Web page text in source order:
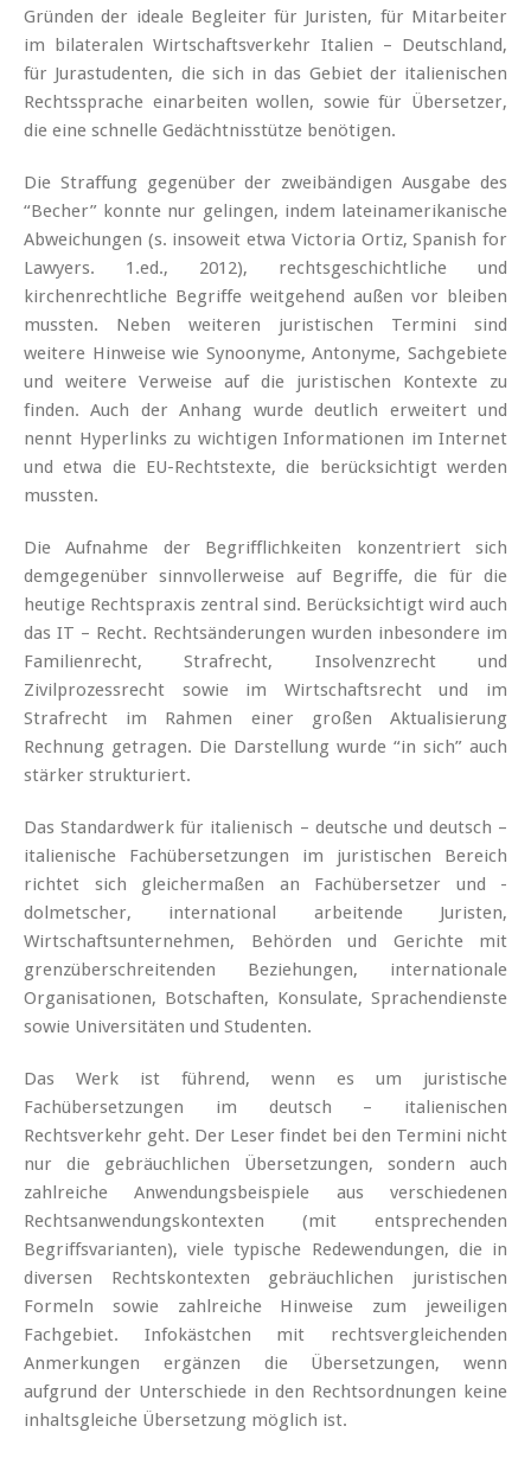
Gründen der ideale Begleiter für Juristen, für Mitarbeiter
im bilateralen Wirtschaftsverkehr Italien – Deutschland,
für Jurastudenten, die sich in das Gebiet der italienischen
Rechtssprache einarbeiten wollen, sowie für Übersetzer,
die eine schnelle Gedächtnisstütze benötigen.
Die Straffung gegenüber der zweibändigen Ausgabe des
“Becher” konnte nur gelingen, indem lateinamerikanische
Abweichungen (s. insoweit etwa Victoria Ortiz, Spanish for
Lawyers. 1.ed., 2012), rechtsgeschichtliche und
kirchenrechtliche Begriffe weitgehend außen vor bleiben
mussten. Neben weiteren juristischen Termini sind
weitere Hinweise wie Synoonyme, Antonyme, Sachgebiete
und weitere Verweise auf die juristischen Kontexte zu
finden. Auch der Anhang wurde deutlich erweitert und
nennt Hyperlinks zu wichtigen Informationen im Internet
und etwa die EU-Rechtstexte, die berücksichtigt werden
mussten.
Die Aufnahme der Begrifflichkeiten konzentriert sich
demgegenüber sinnvollerweise auf Begriffe, die für die
heutige Rechtspraxis zentral sind. Berücksichtigt wird auch
das IT – Recht. Rechtsänderungen wurden inbesondere im
Familienrecht, Strafrecht, Insolvenzrecht und
Zivilprozessrecht sowie im Wirtschaftsrecht und im
Strafrecht im Rahmen einer großen Aktualisierung
Rechnung getragen. Die Darstellung wurde “in sich” auch
stärker strukturiert.
Das Standardwerk für italienisch – deutsche und deutsch –
italienische Fachübersetzungen im juristischen Bereich
richtet sich gleichermaßen an Fachübersetzer und -
dolmetscher, international arbeitende Juristen,
Wirtschaftsunternehmen, Behörden und Gerichte mit
grenzüberschreitenden Beziehungen, internationale
Organisationen, Botschaften, Konsulate, Sprachendienste
sowie Universitäten und Studenten.
Das Werk ist führend, wenn es um juristische
Fachübersetzungen im deutsch – italienischen
Rechtsverkehr geht. Der Leser findet bei den Termini nicht
nur die gebräuchlichen Übersetzungen, sondern auch
zahlreiche Anwendungsbeispiele aus verschiedenen
Rechtsanwendungskontexten (mit entsprechenden
Begriffsvarianten), viele typische Redewendungen, die in
diversen Rechtskontexten gebräuchlichen juristischen
Formeln sowie zahlreiche Hinweise zum jeweiligen
Fachgebiet. Infokästchen mit rechtsvergleichenden
Anmerkungen ergänzen die Übersetzungen, wenn
aufgrund der Unterschiede in den Rechtsordnungen keine
inhaltsgleiche Übersetzung möglich ist.